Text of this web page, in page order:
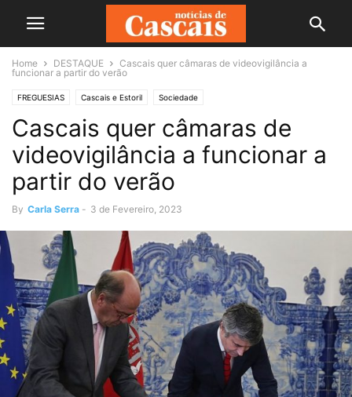
Home DESTAQUE
Cascais quer câmaras de videovigilância a
funcionar a partir do verão
FREGUESIAS Cascais e Estoril Sociedade
Cascais quer câmaras de
videovigilância a funcionar a
partir do verão
By Carla Serra - 3 de Fevereiro, 2023